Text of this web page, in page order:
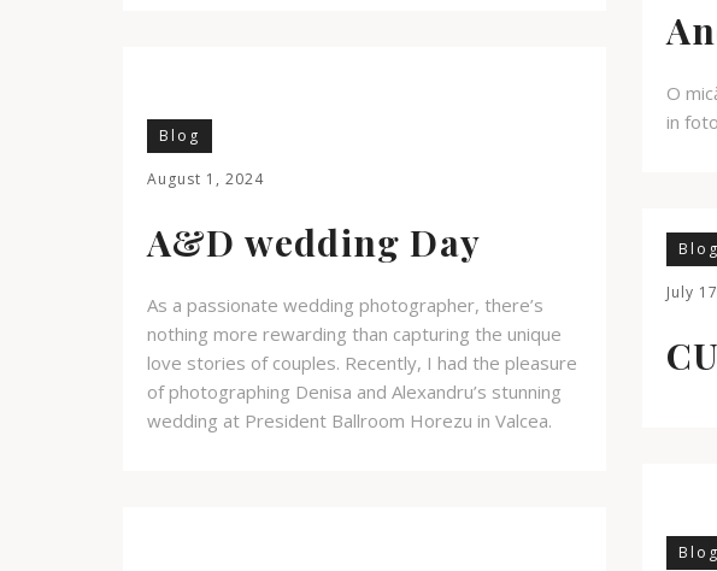
O
in
Blog
August 1, 2024
A&D wedding Day
As a passionate wedding photographer, there’s
nothing more rewarding than capturing the unique
love stories of couples. Recently, I had the pleasure
of photographing Denisa and Alexandru’s stunning
wedding at President Ballroom Horezu in Valcea.
Blog
July
Blog